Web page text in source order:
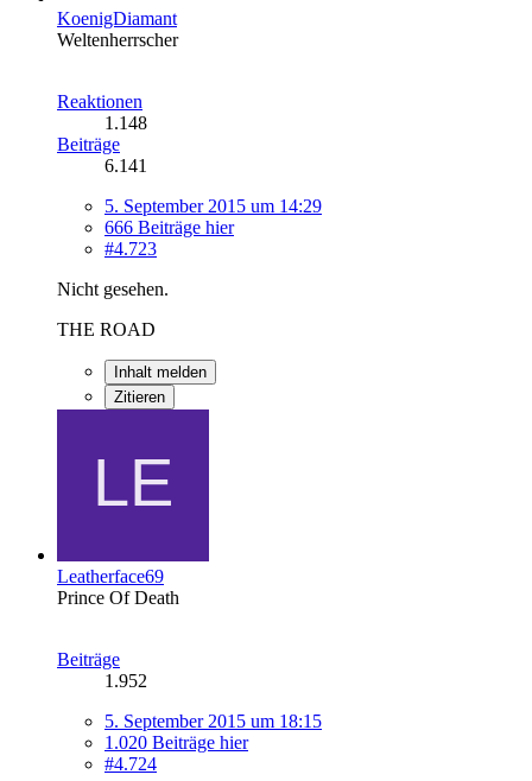
KoenigDiamant
Weltenherrscher
Reaktionen
1.148
Beiträge
6.141
5. September 2015 um 14:29
666 Beiträge hier
#4.723
Nicht gesehen.
THE ROAD
Inhalt melden
Zitieren
Leatherface69
Prince Of Death
Beiträge
1.952
5. September 2015 um 18:15
1.020 Beiträge hier
#4.724